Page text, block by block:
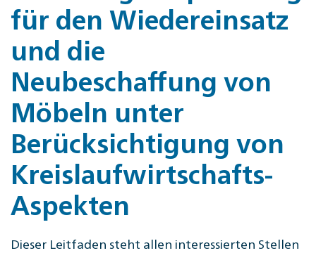
für den Wiedereinsatz
und die
Neubeschaffung von
Möbeln unter
Berücksichtigung von
Kreislaufwirtschafts-
Aspekten
Dieser Leitfaden steht allen interessierten Stellen